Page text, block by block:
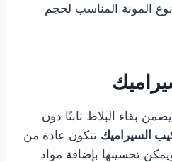
المونة المناسب لحجم
بقاء البلاط ثابتًا دون
السيراميك تتكون عادة من
تحسينها بإضافة مواد